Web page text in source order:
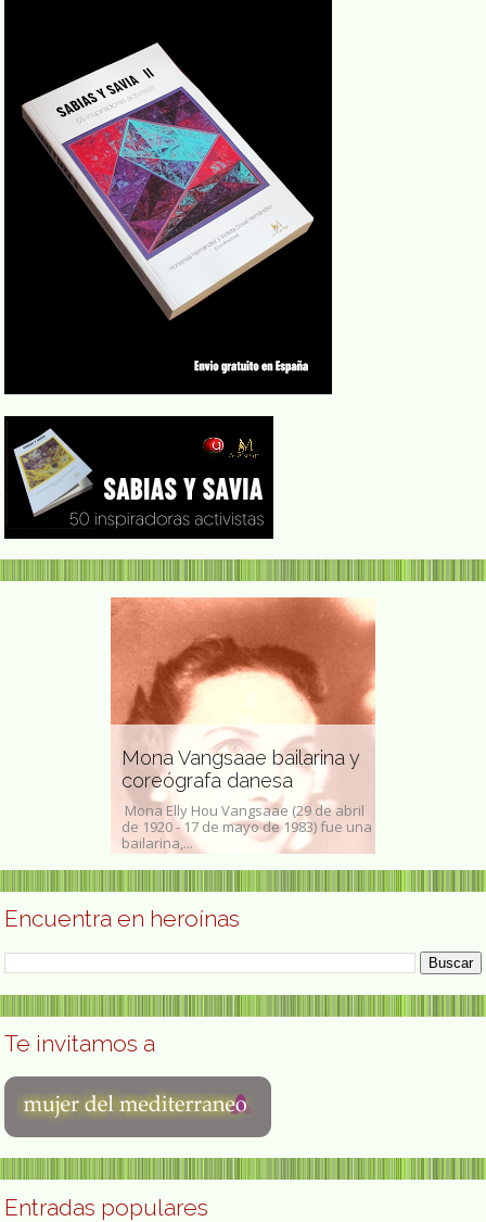
Mona Vangsaae bailarina y
coreógrafa danesa
Mona Elly Hou Vangsaae (29 de abril
de 1920 - 17 de mayo de 1983) fue una
bailarina,...
Encuentra en heroínas
Te invitamos a
Entradas populares